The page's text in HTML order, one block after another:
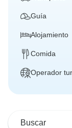
Guía
Alojamiento
Comida
Operador